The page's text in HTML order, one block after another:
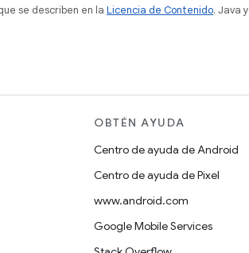
se describen en la Licencia de Contenido. Java y
OBTÉN AYUDA
Centro de ayuda de Android
Centro de ayuda de Pixel
www.android.com
Google Mobile Services